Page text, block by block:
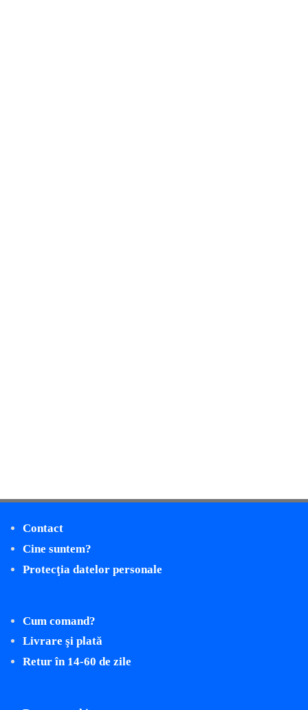
Contact
Cine suntem?
Protecţia datelor personale
Cum comand?
Livrare şi plată
Retur în 14-60 de zile